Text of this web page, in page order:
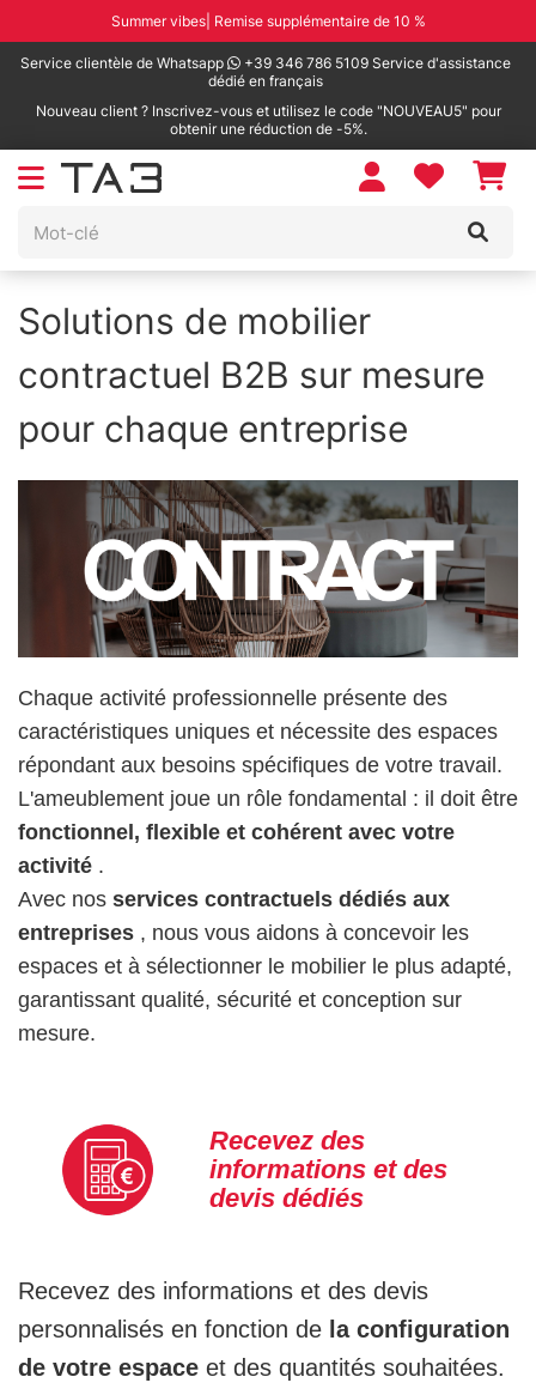
Summer vibes| Remise supplémentaire de 10 %
Service clientèle de Whatsapp
+39 346 786 5109 Service d'assistance
dédié en français
Nouveau client ? Inscrivez-vous et utilisez le code "NOUVEAU5" pour
obtenir une réduction de -5%.
Solutions de mobilier
contractuel B2B sur mesure
pour chaque entreprise
Chaque activité professionnelle présente des
caractéristiques uniques et nécessite des espaces
répondant aux besoins spécifiques de votre travail.
L'ameublement joue un rôle fondamental : il doit être
fonctionnel, flexible et cohérent avec votre
activité .
Avec nos services contractuels dédiés aux
entreprises , nous vous aidons à concevoir les
espaces et à sélectionner le mobilier le plus adapté,
garantissant qualité, sécurité et conception sur
mesure.
Recevez des
informations et des
devis dédiés
Recevez des informations et des devis
personnalisés en fonction de la configuration
de votre espace et des quantités souhaitées.